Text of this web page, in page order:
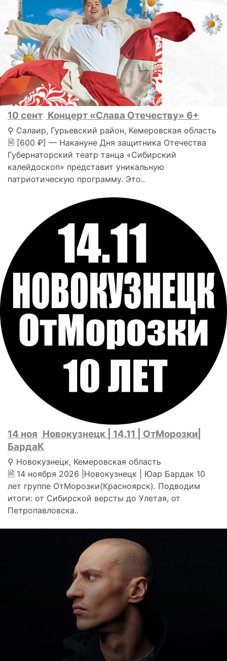
10 сент Концерт «Слава Отечеству» 6+
⚲ Салаир, Гурьевский район, Кемеровская область
🗎 [600 ₽] — Накануне Дня защитника Отечества
Губернаторский театр танца «Сибирский
калейдоскоп» представит уникальную
патриотическую программу. Это..
14 ноя Новокузнецк | 14.11 | ОтМорозки|
БардаК
⚲ Новокузнецк, Кемеровская область
🗎 14 ноября 2026 |Новокузнецк | Юар Бардак 10
лет группе ОтМорозки(Красноярск). Подводим
итоги: от Сибирской версты до Улетая, от
Петропавловска..